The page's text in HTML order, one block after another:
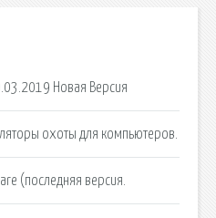
Новая Версия
охоты для компьютеров.
(последняя версия.